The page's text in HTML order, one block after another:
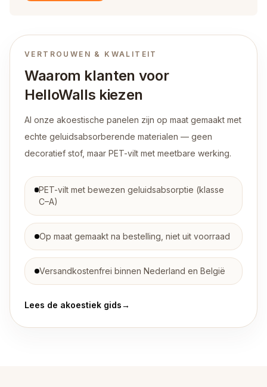
VERTROUWEN & KWALITEIT
Waarom klanten voor
HelloWalls kiezen
Al onze akoestische panelen zijn op maat gemaakt met
echte geluidsabsorberende materialen — geen
decoratief stof, maar PET-vilt met meetbare werking.
PET-vilt met bewezen geluidsabsorptie (klasse
C–A)
Op maat gemaakt na bestelling, niet uit voorraad
Versandkostenfrei binnen Nederland en België
Lees de akoestiek gids→